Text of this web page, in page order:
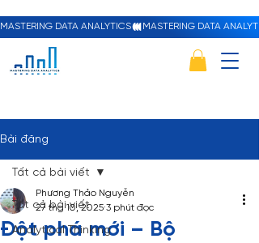
MASTERING DATA ANALYTICS
Bài đăng
Tất cả bài viết
Analytical Thinking
Tất cả bài viết
Đột phá mới – Bộ
Phương Thảo Nguyễn
27 thg 10, 2025 3 phút đọc